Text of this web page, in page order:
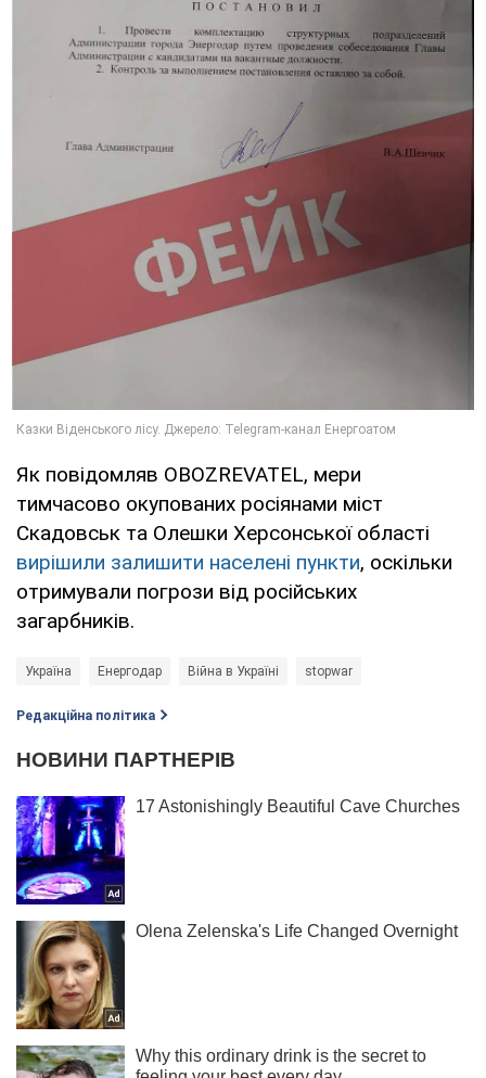
Як повідомляв OBOZREVATEL, мери
тимчасово окупованих росіянами міст
Скадовськ та Олешки Херсонської області
вирішили залишити населені пункти, оскільки
отримували погрози від російських
загарбників.
Україна Енергодар Війна в Україні stopwar
Редакційна політика